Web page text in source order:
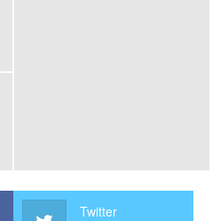
Twitter